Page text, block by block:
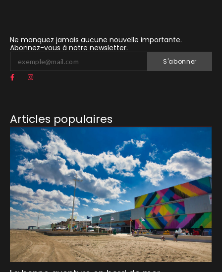
Ne manquez jamais aucune nouvelle importante.
Abonnez-vous à notre newsletter.
S'abonner
Articles populaires